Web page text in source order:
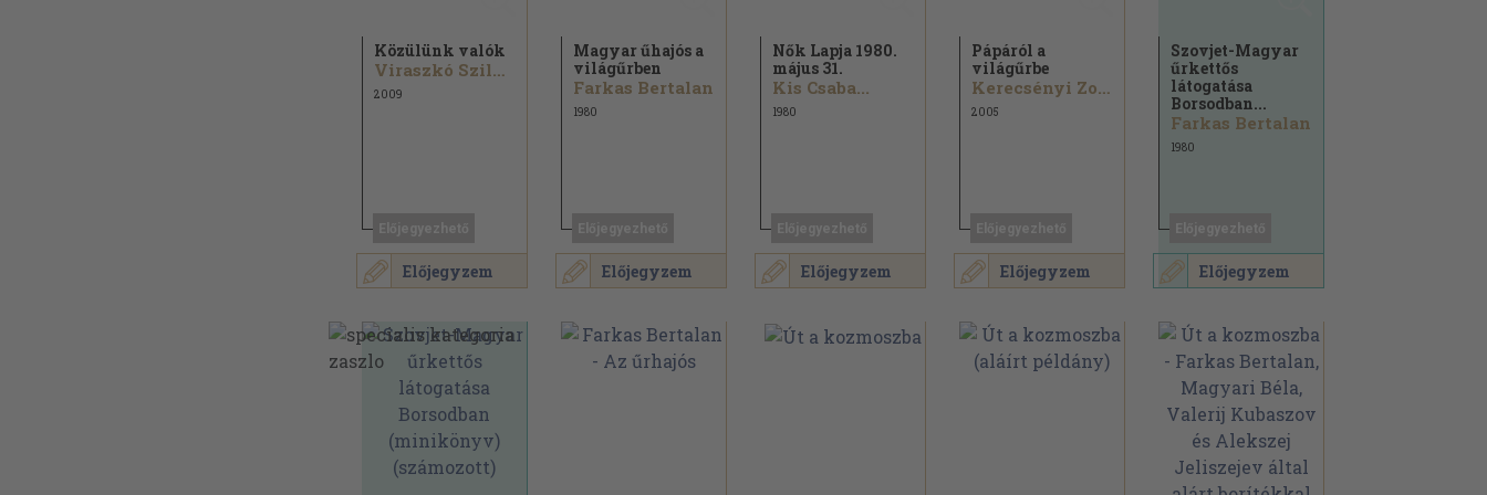
Előjegyzem
Közülünk valók
Viraszkó Szilvia
2009
Előjegyzem
Magyar űhajós a
világűrben
Farkas Bertalan
1980
Előjegyzem
Nők Lapja 1980.
május 31.
Kis Csaba...
1980
Előjegyzem
Pápáról a
világűrbe
Kerecsényi Zoltán
2005
Előjegyzem
Szovjet-Magyar
űrkettős
látogatása
Borsodban...
Farkas Bertalan
1980